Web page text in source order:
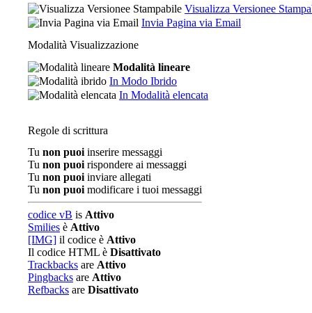
Visualizza Versionee
Invia Pagina via Email
Modalità Visualizzazione
Modalità lineare
In Modo Ibrido
In Modalità elencata
Regole di scrittura
Tu non puoi inserire messaggi
Tu non puoi rispondere ai messaggi
Tu non puoi inviare allegati
Tu non puoi modificare i tuoi messaggi
codice vB is Attivo
Smilies è Attivo
[IMG] il codice è Attivo
Il codice HTML è Disattivato
Trackbacks are Attivo
Pingbacks are Attivo
Refbacks are Disattivato